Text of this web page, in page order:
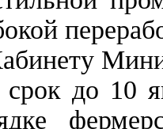
срок до 10